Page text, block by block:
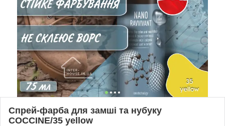
Спрей-фарба для замші та нубуку
COCCINE/35 yellow